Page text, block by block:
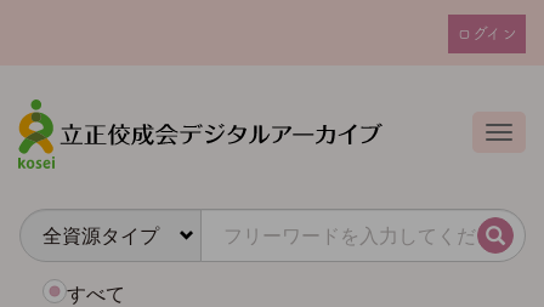
ン
テ
ン
ユ
カ
ウ
ログイン
検索
すべて